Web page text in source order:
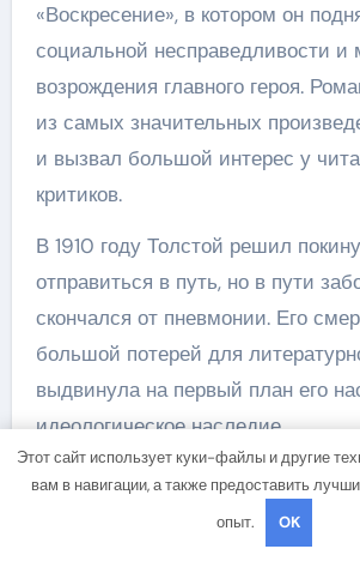
«Воскресение», в котором он
социальной несправедливости и
возрождения главного героя.
из самых значительных
и вызвал большой интерес у
критиков.
В 1910 году Толстой решил
отправиться в путь, но в пути
скончался от пневмонии. Его
большой потерей для
выдвинула на первый план его
идеологическое наследие.
Наиболее важным наследием
Толстого стали его произведения,
оказали огромное влияние на
Этот сайт использует куки-файлы и другие
вам в навигации, а также предоставить
опыт.
OK